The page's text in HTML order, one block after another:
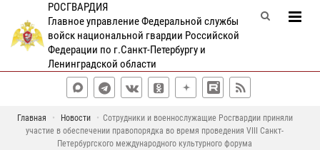
РОСГВАРДИЯ
Главное управление Федеральной службы
войск национальной гвардии Российской
Федерации по г.Санкт-Петербургу и
Ленинградской области
Главная Новости
Сотрудники и военнослужащие Росгвардии приняли
участие в обеспечении правопорядка во время проведения VIII Санкт-
Петербургского международного культурного форума